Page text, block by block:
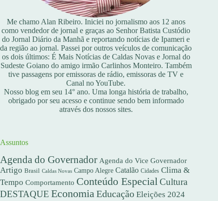
Me chamo Alan Ribeiro. Iniciei no jornalismo aos 12 anos
como vendedor de jornal e graças ao Senhor Batista Custódio
do Jornal Diário da Manhã e reportando notícias de Ipameri e
da região ao jornal. Passei por outros veículos de comunicação
os dois últimos: É Mais Notícias de Caldas Novas e Jornal do
Sudeste Goiano do amigo irmão Carlinhos Monteiro. Também
tive passagens por emissoras de rádio, emissoras de TV e
Canal no YouTube.
Nosso blog em seu 14° ano. Uma longa história de trabalho,
obrigado por seu acesso e continue sendo bem informado
através dos nossos sites.
Assuntos
Agenda do Governador Agenda do Vice Governador
Artigo Brasil Caldas Novas Campo Alegre Catalão Cidades Clima &
Tempo Comportamento Conteúdo EspecialCultura
DESTAQUE EconomiaEducação Eleições 2024